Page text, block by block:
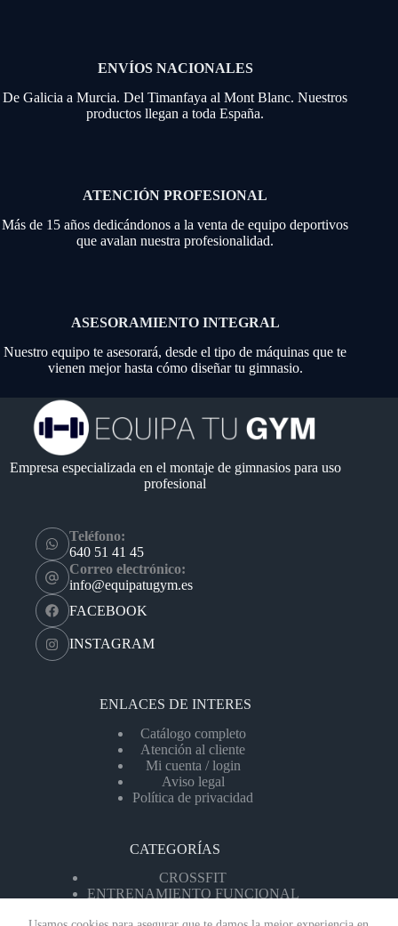
ENVÍOS NACIONALES
De Galicia a Murcia. Del Timanfaya al Mont Blanc. Nuestros
productos llegan a toda España.
ATENCIÓN PROFESIONAL
Más de 15 años dedicándonos a la venta de equipo deportivos
que avalan nuestra profesionalidad.
ASESORAMIENTO INTEGRAL
Nuestro equipo te asesorará, desde el tipo de máquinas que te
vienen mejor hasta cómo diseñar tu gimnasio.
Empresa especializada en el montaje de gimnasios para uso
profesional
Teléfono:
640 51 41 45
Correo electrónico:
info@equipatugym.es
FACEBOOK
INSTAGRAM
ENLACES DE INTERES
Catálogo completo
Atención al cliente
Mi cuenta / login
Aviso legal
Política de privacidad
CATEGORÍAS
CROSSFIT
ENTRENAMIENTO FUNCIONAL